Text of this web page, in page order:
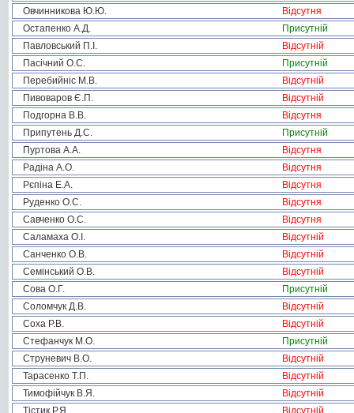
Овчинникова Ю.Ю.
Відсутня
Остапенко А.Д.
Присутній
Павловський П.І.
Відсутній
Пасічний О.С.
Присутній
Перебийніс М.В.
Відсутній
Пивоваров Є.П.
Відсутній
Подгорна В.В.
Відсутня
Припутень Д.С.
Присутній
Пуртова А.А.
Відсутня
Радіна А.О.
Відсутня
Рєпіна Е.А.
Відсутня
Руденко О.С.
Відсутня
Савченко О.С.
Відсутня
Саламаха О.І.
Відсутній
Санченко О.В.
Відсутній
Семінський О.В.
Відсутній
Сова О.Г.
Присутній
Соломчук Д.В.
Відсутній
Соха Р.В.
Відсутній
Стефанчук М.О.
Присутній
Струневич В.О.
Відсутній
Тарасенко Т.П.
Відсутній
Тимофійчук В.Я.
Відсутній
Тістик Р.Я.
Відсутній